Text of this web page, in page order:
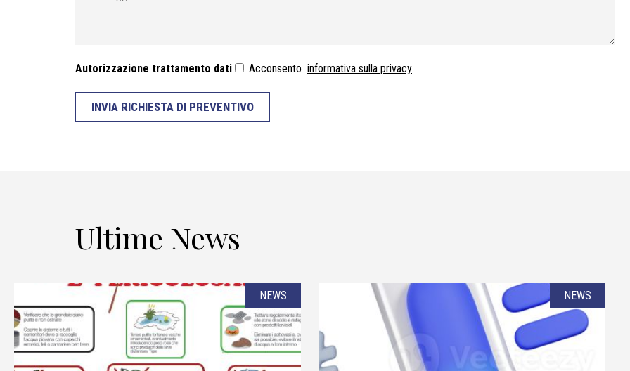
Autorizzazione trattamento dati Acconsento informativa sulla privacy
INVIA RICHIESTA DI PREVENTIVO
Ultime News
NEWS NEWS